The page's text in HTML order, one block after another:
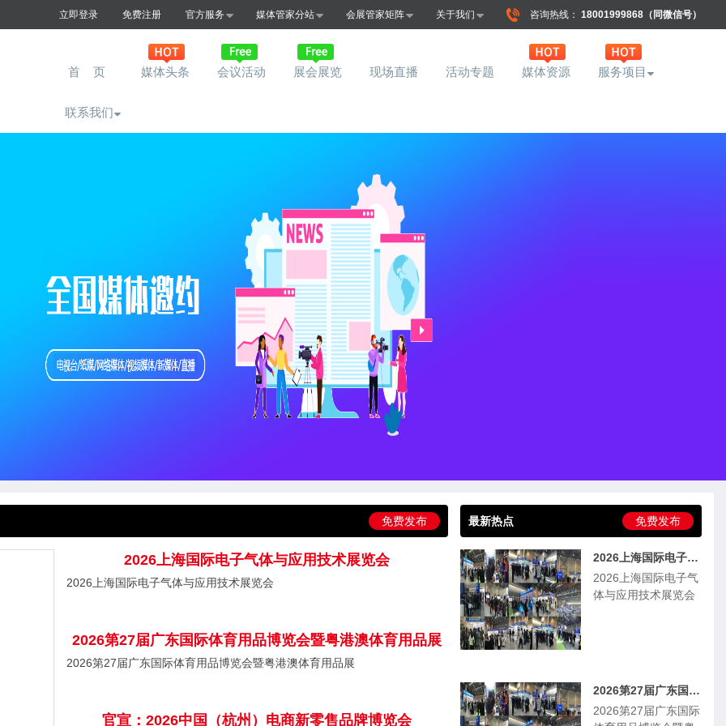
立即登录 免费注册 官方服务 媒体管家分站 会展管家矩阵 关于我们 咨询热线： 18001999868（同微信号）
首 页 媒体头条 会议活动 展会展览 现场直播 活动专题 媒体资源 服务项目
联系我们
免费发布
2026上海国际电子气体与应用技术展览会
2026上海国际电子气体与应用技术展览会
2026第27届广东国际体育用品博览会暨粤港澳体育用品展
2026第27届广东国际体育用品博览会暨粤港澳体育用品展
官宣：2026中国（杭州）电商新零售品牌博览会
最新热点 免费发布
2026上海国际电子气体与应用技术展览会
2026上海国际电子气
体与应用技术展览会
2026第27届广东国际体育用品博览会暨粤港澳体育用品展
2026第27届广东国际